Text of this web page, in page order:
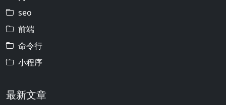
seo
前端
命令行
小程序
最新文章